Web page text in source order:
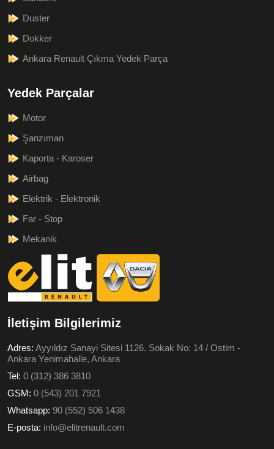
Duster
Dokker
Ankara Renault Çıkma Yedek Parça
Yedek Parçalar
Motor
Şanzıman
Kaporta - Karoser
Airbag
Elektrik - Elektronik
Far - Stop
Mekanik
İletişim Bilgilerimiz
Adres: Ayyıldız Sanayi Sitesi 1126. Sokak No: 14 / Ostim -
Ankara Yenimahalle, Ankara
Tel: 0 (312) 386 3810
GSM: 0 (543) 201 7921
Whatsapp: 90 (552) 506 1438
E-posta: info@elitrenault.com